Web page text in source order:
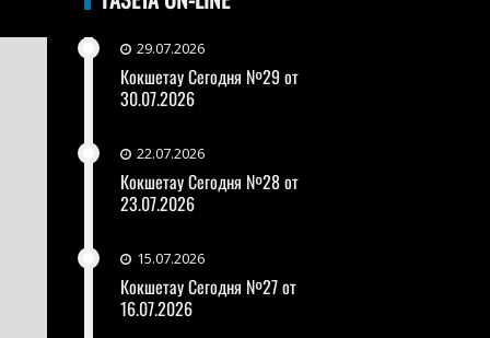
29.07.2026
Кокшетау Сегодня №29 от
30.07.2026
22.07.2026
Кокшетау Сегодня №28 от
23.07.2026
15.07.2026
Кокшетау Сегодня №27 от
16.07.2026